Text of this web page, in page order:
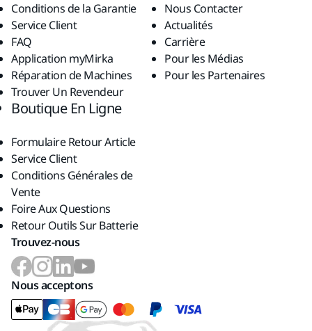
Conditions de la Garantie
Service Client
FAQ
Application myMirka
Réparation de Machines
Trouver Un Revendeur
Nous Contacter
Actualités
Carrière
Pour les Médias
Pour les Partenaires
Boutique En Ligne
Formulaire Retour Article
Service Client
Conditions Générales de
Vente
Foire Aux Questions
Retour Outils Sur Batterie
Trouvez-nous
Nous acceptons